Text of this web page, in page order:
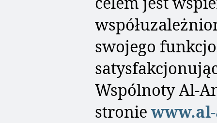
swojego
Wspólnoty Al-
stronie